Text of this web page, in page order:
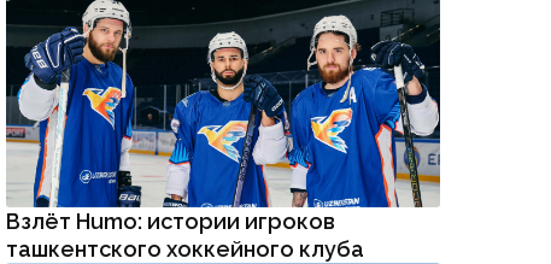
Взлёт Humo: истории игроков
ташкентского хоккейного клуба